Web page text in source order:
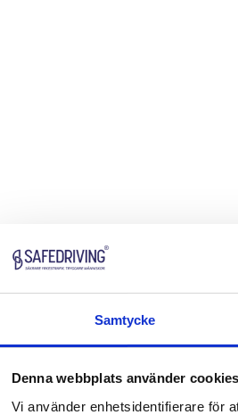
Samtycke
Denna webbplats använder cookies
Vi använder enhetsidentifierare för